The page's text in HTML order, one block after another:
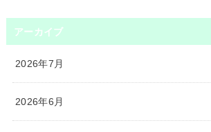
アーカイブ
2026年7月
2026年6月